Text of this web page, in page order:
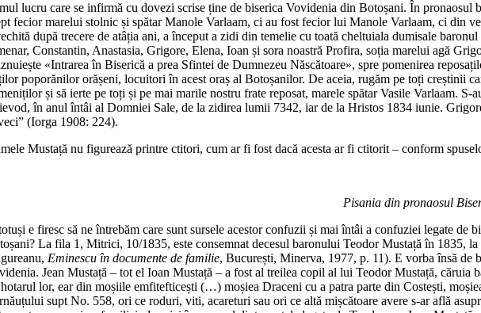
lucru care se infirmă cu dovezi scrise ține de biserica Vovidenia din Botoșani. În
fecior marelui stolnic și spătar Manole Varlaam, ci au fost fecior lui Manole Varlaam, ci din
după trecere de atâția ani, a început a zidi din temelie cu toată cheltuiala dumisale
Constantin, Anastasia, Grigore, Elena, Ioan și sora noastră Profira, soția marelui agă
«Intrarea în Biserică a prea Sfintei de Dumnezeu Născătoare», spre pomenirea
poporănilor orășeni, locuitori în acest oraș al Botoșanilor. De aceia, rugăm pe toți creștinii
și să ierte pe toți și pe mai marile nostru frate reposat, marele spătar Vasile Varlaam.
în anul întâi al Domniei Sale, de la zidirea lumii 7342, iar de la Hristos 1834 iunie.
(Iorga 1908: 224).
Mustață nu figurează printre ctitori, cum ar fi fost dacă acesta ar fi ctitorit – conform
Pisania din pronaosul
e firesc să ne întrebăm care sunt sursele acestor confuzii și mai întâi a confuziei legate
La fila 1, Mitrici, 10/1835, este consemnat decesul baronului Teodor Mustață în 1835,
Eminescu în documente de familie, București, Minerva, 1977, p. 11). E vorba însă de
Jean Mustață – tot el Ioan Mustață – a fost al treilea copil al lui Teodor Mustață,
lor, ear din moșiile emfitefticești (…) moșiea Draceni cu a patra parte din Costești,
supt No. 558, ori ce roduri, viti, acareturi sau ori ce altă mișcătoare avere s‑ar află